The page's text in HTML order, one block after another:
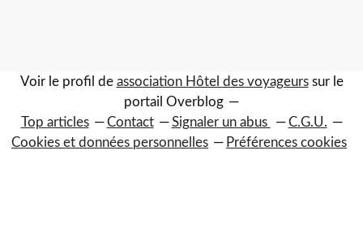
Voir le profil de association Hôtel des voyageurssur le
portail Overblog
Top articles
Contact Signaler un abus
C.G.U.
Cookies et données personnelles
Préférences cookies